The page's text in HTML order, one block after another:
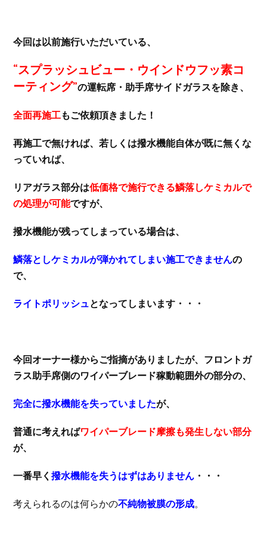
今回は以前施行いただいている、
“スプラッシュビュー・ウインドウフッ素コ
ーティング”の運転席・助手席サイドガラスを除き、
全面再施工もご依頼頂きました！
再施工で無ければ、若しくは撥水機能自体が既に無くな
っていれば、
リアガラス部分は低価格で施行できる鱗落しケミカルで
の処理が可能ですが、
撥水機能が残ってしまっている場合は、
鱗落としケミカルが弾かれてしまい施工できませんの
で、
ライトポリッシュとなってしまいます・・・
今回オーナー様からご指摘がありましたが、フロントガ
ラス助手席側のワイパーブレード稼動範囲外の部分の、
完全に撥水機能を失っていましたが、
普通に考えればワイパーブレード摩擦も発生しない部分
が、
一番早く撥水機能を失うはずはありません ・・・
考えられるのは何らかの不純物被膜の形成。